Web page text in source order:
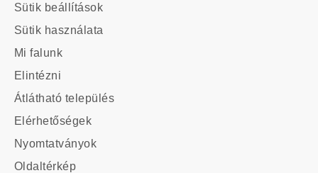
Main
navigation
Mi falunk
Elintézni
Átlátható település
Elérhetőségek
Footer
custom
Nyomtatványok
Oldaltérkép
Sütik beállítások
Sütik használata